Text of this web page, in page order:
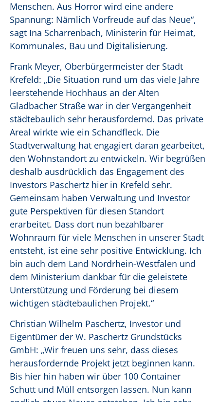
Menschen. Aus Horror wird eine andere
Spannung: Nämlich Vorfreude auf das Neue“,
sagt Ina Scharrenbach, Ministerin für Heimat,
Kommunales, Bau und Digitalisierung.
Frank Meyer, Oberbürgermeister der Stadt
Krefeld: „Die Situation rund um das viele Jahre
leerstehende Hochhaus an der Alten
Gladbacher Straße war in der Vergangenheit
städtebaulich sehr herausfordernd. Das private
Areal wirkte wie ein Schandfleck. Die
Stadtverwaltung hat engagiert daran gearbeitet,
den Wohnstandort zu entwickeln. Wir begrüßen
deshalb ausdrücklich das Engagement des
Investors Paschertz hier in Krefeld sehr.
Gemeinsam haben Verwaltung und Investor
gute Perspektiven für diesen Standort
erarbeitet. Dass dort nun bezahlbarer
Wohnraum für viele Menschen in unserer Stadt
entsteht, ist eine sehr positive Entwicklung. Ich
bin auch dem Land Nordrhein-Westfalen und
dem Ministerium dankbar für die geleistete
Unterstützung und Förderung bei diesem
wichtigen städtebaulichen Projekt.“
Christian Wilhelm Paschertz, Investor und
Eigentümer der W. Paschertz Grundstücks
GmbH: „Wir freuen uns sehr, dass dieses
herausfordernde Projekt jetzt beginnen kann.
Bis hier hin haben wir über 100 Container
Schutt und Müll entsorgen lassen. Nun kann